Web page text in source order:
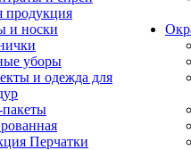
продукция
и носки
уборы
и одежда для
Перчатки